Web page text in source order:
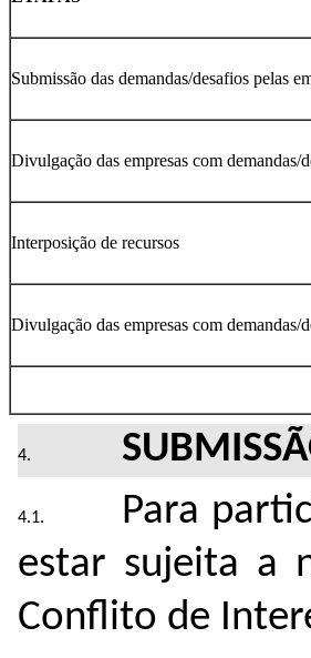
Submissão das demandas/desafios pelas
Divulgação das empresas com
Interposição de recursos
Divulgação das empresas com demandas/
Para
estar sujeita a
Conflito de